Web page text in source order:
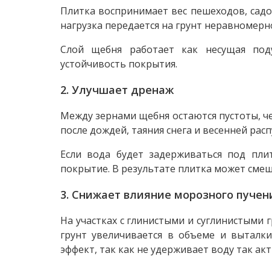
Плитка воспринимает вес пешеходов,
нагрузка передается на грунт
Слой щебня работает как несущая
устойчивость покрытия.
2. Улучшает дренаж
Между зернами щебня остаются пустоты,
после дождей, таяния снега и весенней
Если вода будет задерживаться под
покрытие. В результате плитка может
3. Снижает влияние морозного
На участках с глинистыми и
грунт увеличивается в объеме и
эффект, так как не удерживает воду так